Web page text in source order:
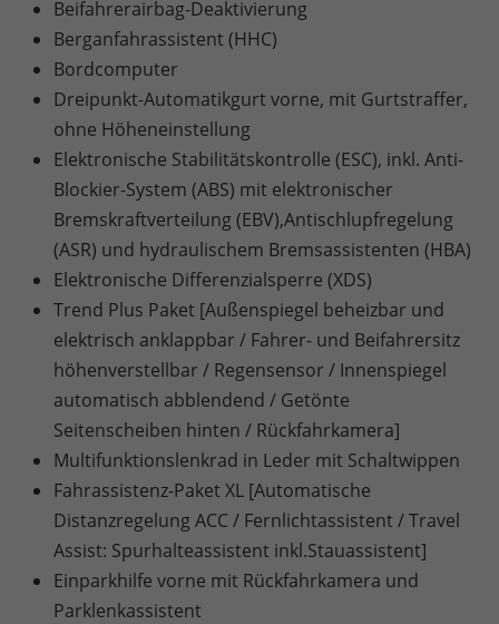
Beifahrerairbag-Deaktivierung
Berganfahrassistent (HHC)
Bordcomputer
Dreipunkt-Automatikgurt vorne, mit Gurtstraffer,
ohne Höheneinstellung
Elektronische Stabilitätskontrolle (ESC), inkl. Anti-
Blockier-System (ABS) mit elektronischer
Bremskraftverteilung (EBV),Antischlupfregelung
(ASR) und hydraulischem Bremsassistenten (HBA)
Elektronische Differenzialsperre (XDS)
Trend Plus Paket [Außenspiegel beheizbar und
elektrisch anklappbar / Fahrer- und Beifahrersitz
höhenverstellbar / Regensensor / Innenspiegel
automatisch abblendend / Getönte
Seitenscheiben hinten / Rückfahrkamera]
Multifunktionslenkrad in Leder mit Schaltwippen
Fahrassistenz-Paket XL [Automatische
Distanzregelung ACC / Fernlichtassistent / Travel
Assist: Spurhalteassistent inkl.Stauassistent]
Einparkhilfe vorne mit Rückfahrkamera und
Parklenkassistent